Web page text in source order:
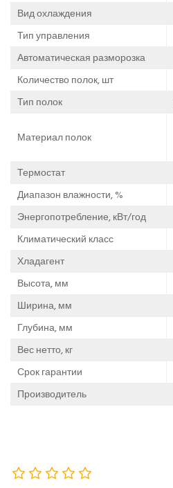
Вид охлаждения
Тип управления
Автоматическая разморозка
Количество полок, шт
Тип полок
Материал полок
Термостат
Диапазон влажности, %
Энергопотребление, кВт/год
Климатический класс
Хладагент
Высота, мм
Ширина, мм
Глубина, мм
Вес нетто, кг
Срок гарантии
Производитель